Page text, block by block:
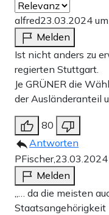
alfred23.03.2024
Melden
Ist nicht anders zu
regierten Stuttgart.
Je GRÜNER die
der Ausländeranteil
80
Antworten
PFischer,
Melden
„… da die meisten
Staatsangehörigkeit